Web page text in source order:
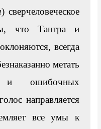
) сверчеловеческое
что Тантра и
всегда
метать
и ошибочных
направляется
все умы к